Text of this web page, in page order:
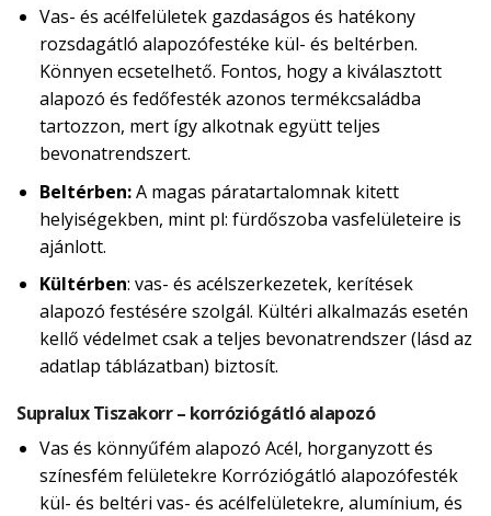
Vas- és acélfelületek gazdaságos és hatékony
rozsdagátló alapozófestéke kül- és beltérben.
Könnyen ecsetelhető. Fontos, hogy a kiválasztott
alapozó és fedőfesték azonos termékcsaládba
tartozzon, mert így alkotnak együtt teljes
bevonatrendszert.
Beltérben:A magas páratartalomnak kitett
helyiségekben, mint pl: fürdőszoba vasfelületeire is
ajánlott.
Kültérben: vas- és acélszerkezetek, kerítések
alapozó festésére szolgál. Kültéri alkalmazás esetén
kellő védelmet csak a teljes bevonatrendszer (lásd az
adatlap táblázatban) biztosít.
Supralux Tiszakorr – korróziógátló alapozó
Vas és könnyűfém alapozó Acél, horganyzott és
színesfém felületekre Korróziógátló alapozófesték
kül- és beltéri vas- és acélfelületekre, alumínium, és